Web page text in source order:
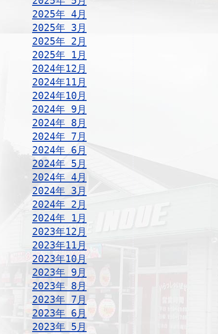
2025年 4月
2025年 3月
2025年 2月
2025年 1月
2024年12月
2024年11月
2024年10月
2024年 9月
2024年 8月
2024年 7月
2024年 6月
2024年 5月
2024年 4月
2024年 3月
2024年 2月
2024年 1月
2023年12月
2023年11月
2023年10月
2023年 9月
2023年 8月
2023年 7月
2023年 6月
2023年 5月